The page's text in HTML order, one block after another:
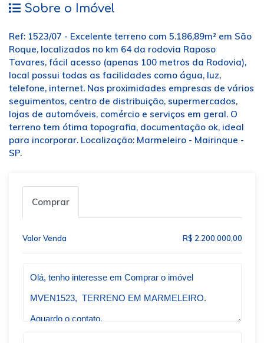
Sobre o Imóvel
Ref: 1523/07 - Excelente terreno com 5.186,89m² em São
Roque, localizados no km 64 da rodovia Raposo
Tavares, fácil acesso (apenas 100 metros da Rodovia),
local possui todas as facilidades como água, luz,
telefone, internet. Nas proximidades empresas de vários
seguimentos, centro de distribuição, supermercados,
lojas de automóveis, comércio e serviços em geral. O
terreno tem ótima topografia, documentação ok, ideal
para incorporar. Localização: Marmeleiro - Mairinque -
SP.
Comprar
Valor Venda R$ 2.200.000,00